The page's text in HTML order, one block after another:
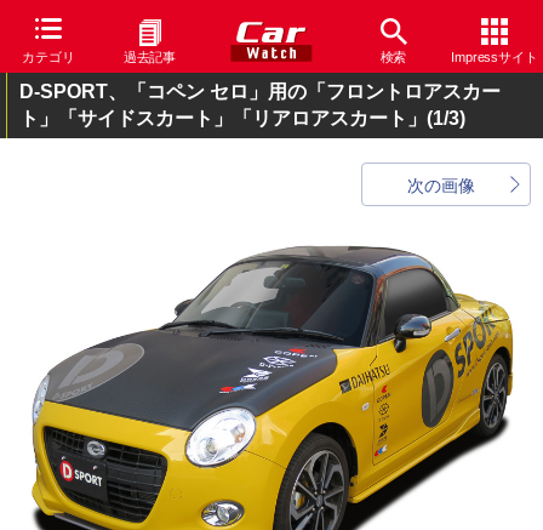
カテゴリ 過去記事 検索 Impressサイト
D-SPORT、「コペン セロ」用の「フロントロアスカー
ト」「サイドスカート」「リアロアスカート」 (1/3)
次の画像